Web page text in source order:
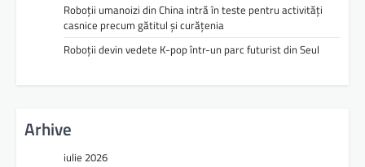
Roboții umanoizi din China intră în teste pentru activități
casnice precum gătitul și curățenia
Roboții devin vedete K-pop într-un parc futurist din Seul
Arhive
iulie 2026